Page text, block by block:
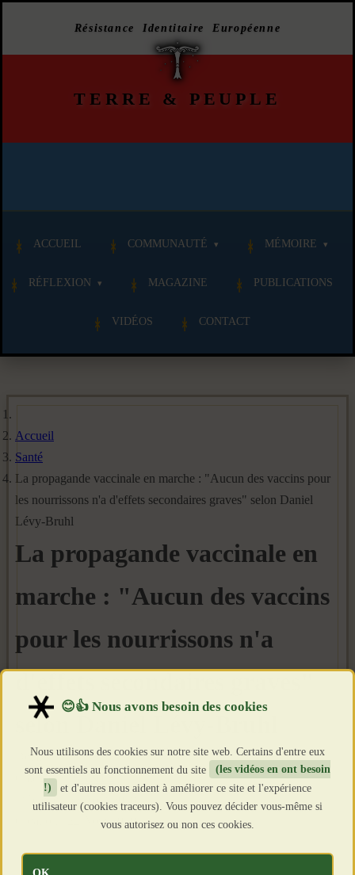
Résistance Identitaire Européenne
TERRE & PEUPLE
ACCUEIL COMMUNAUTÉ MÉMOIRE
RÉFLEXION MAGAZINE PUBLICATIONS
VIDÉOS CONTACT
Accueil
Santé
La propagande vaccinale en marche : "Aucun des vaccins pour
les nourrissons n'a d'effets secondaires graves" selon Daniel
Lévy-Bruhl
La propagande vaccinale en
marche : "Aucun des vaccins
pour les nourrissons n'a
selon Daniel Lévy-Bruhl
Détails
Catégorie :SANTE
Publié le : 22 Août 2018
Création : 22 Août 2018
Nous utilisons des cookies sur notre site web. Certains d'entre eux
sont essentiels au fonctionnement du site
(les vidéos en ont besoin
!)
et d'autres nous aident à améliorer ce site et l'expérience
utilisateur (cookies traceurs). Vous pouvez décider vous-même si
vous autorisez ou non ces cookies.
OK